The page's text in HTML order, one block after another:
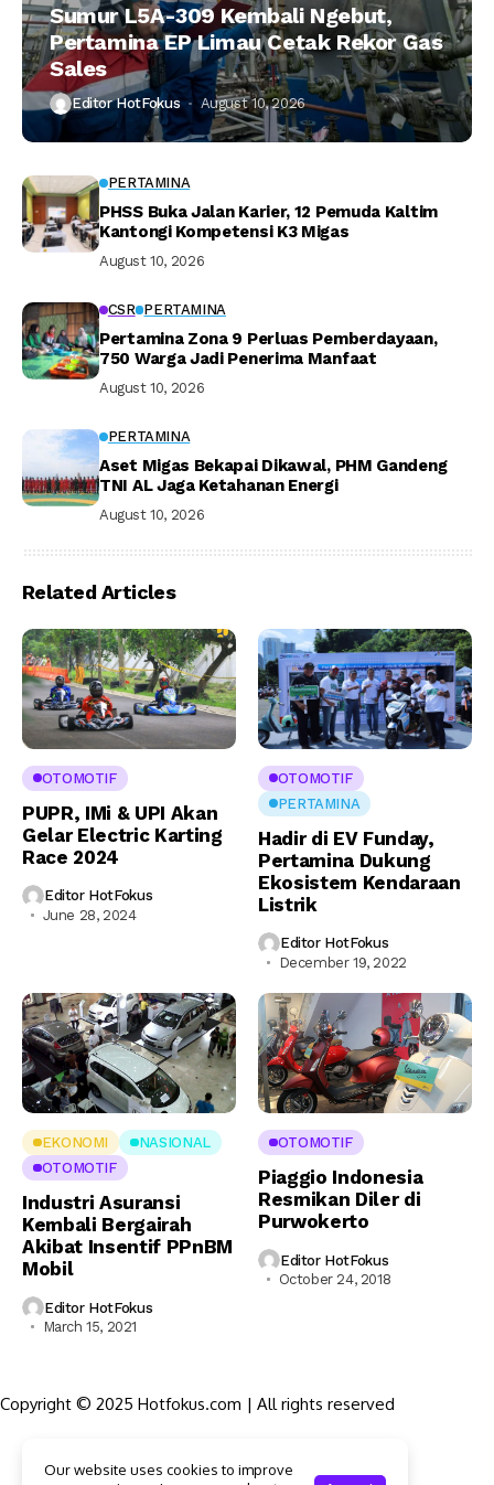
Sumur L5A-309 Kembali Ngebut,
Pertamina EP Limau Cetak Rekor Gas
Sales
Editor HotFokus August 10, 2026
PERTAMINA
PHSS Buka Jalan Karier, 12 Pemuda Kaltim
Kantongi Kompetensi K3 Migas
August 10, 2026
CSR PERTAMINA
Pertamina Zona 9 Perluas Pemberdayaan,
750 Warga Jadi Penerima Manfaat
August 10, 2026
PERTAMINA
Aset Migas Bekapai Dikawal, PHM Gandeng
TNI AL Jaga Ketahanan Energi
August 10, 2026
Related Articles
OTOMOTIF
PUPR, IMi & UPI Akan
Gelar Electric Karting
Race 2024
Editor HotFokus
June 28, 2024
OTOMOTIF
PERTAMINA
Hadir di EV Funday,
Pertamina Dukung
Ekosistem Kendaraan
Listrik
Editor HotFokus
December 19, 2022
EKONOMI
NASIONAL
OTOMOTIF
Industri Asuransi
Kembali Bergairah
Akibat Insentif PPnBM
Mobil
Editor HotFokus
March 15, 2021
OTOMOTIF
Piaggio Indonesia
Resmikan Diler di
Purwokerto
Editor HotFokus
October 24, 2018
Copyright © 2025 Hotfokus.com | All rights reserved
Struktur Organisasi
Our website uses cookies to improve